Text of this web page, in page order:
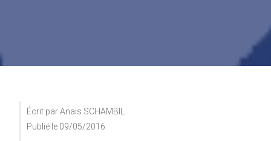
Écrit parAnaïs SCHAMBIL
Publié le 09/05/2016